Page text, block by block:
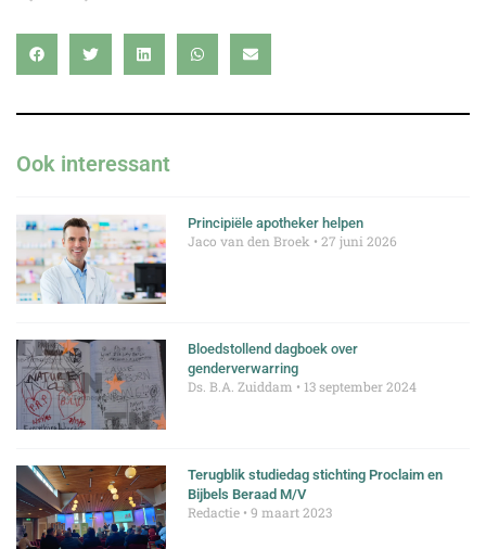
Ook interessant
Principiële apotheker helpen
Jaco van den Broek 27 juni 2026
Bloedstollend dagboek over
genderverwarring
Ds. B.A. Zuiddam 13 september 2024
Terugblik studiedag stichting Proclaim en
Bijbels Beraad M/V
Redactie 9 maart 2023